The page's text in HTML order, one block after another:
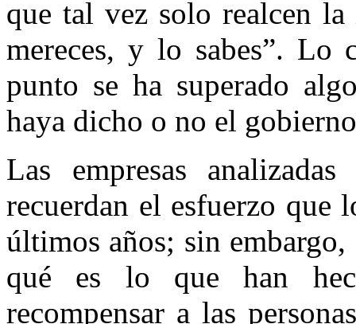
que tal vez solo realcen
mereces, y lo sabes”. Lo
punto se ha superado
haya dicho o no el
Las empresas
recuerdan el esfuerzo que
últimos años; sin
qué es lo que han
recompensar a las